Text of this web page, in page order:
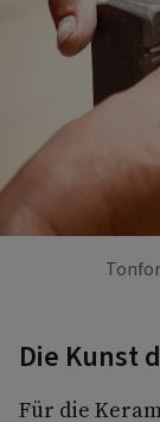
Die Kunst
Für die